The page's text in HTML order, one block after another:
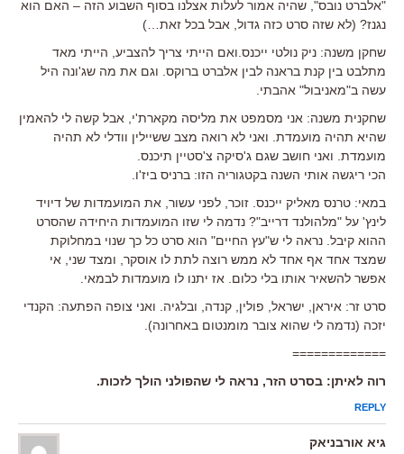
"אלברט נובס", שהיה אמור לעלות אצלנו בסוף השבוע הזה – האם הוא
נגנז? (לא שזה סרט כזה גדול, אבל בכל זאת…)
שחקן משנה: ניק נולטי ייכנס.ואם הייתי צריך להצביע, הייתי מאד
מתלבט בין קנת בראנה לבין אלברט ברוקס. וגם את מה שג'ונה היל
עשה ב"מאניבול" אהבתי.
שחקנית משנה: אני מסמפט את מליסה מקארת'י, אבל קשה לי להאמין
שהיא תהיה מועמדת. ואני לא רואה מצב ששיילין וודלי לא תהיה
מועמדת. ואני חושב שגם ג'סיקה צ'סטיין תיכנס.
הכי ריגשה אותי השנה בקטגוריה הזו: ברניס ביז'ו.
במאי: טרנס מאליק ייכנס. זוכר, לפני עשור, את המועמדות של דיויד
לינץ' על "מלהולנד דרייב"? נדמה לי שזו המועמדות היחידה שהסרט
ההוא קיבל. נראה לי ש"עץ החיים" הוא סרט כל כך שנוי במחלוקת
שמצד אחד אף אחד לא ממש רוצה לתת לו אוסקר, ומצד שני, אי
אפשר להשאיר אותו בלי כלום. אז יתנו לו מועמדות לבמאי.
סרט זר: איראן, ישראל, פולין, קנדה, ובלגיה. ואני צופה הפתעה: הקנדי
יזכה (נדמה לי שהוא צובר מומנטום באחרונה).
=============
רוה לאיתן: בסרט הזר, נראה לי שהפולני הולך לזכות.
REPLY
גיא אורבניאק